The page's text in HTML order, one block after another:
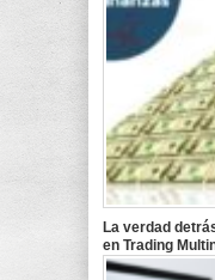
La verdad
en Trading